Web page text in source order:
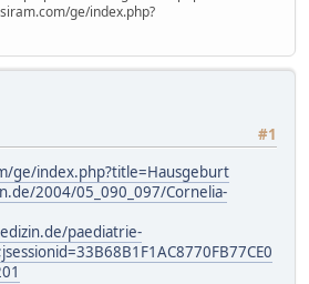
ge/index.php?
#1
ge/index.php?title=Hausgeburt
2004/05_090_097/Cornelia-
paediatrie-